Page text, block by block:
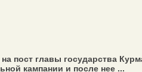
пост главы государства
кампании и после нее ...